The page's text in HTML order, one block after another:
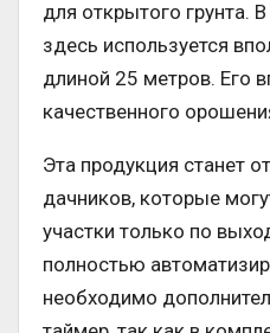
для открытого грунта.
здесь используется
длиной 25 метров. Его
качественного
Эта продукция станет
дачников, которые
участки только по
полностью
необходимо